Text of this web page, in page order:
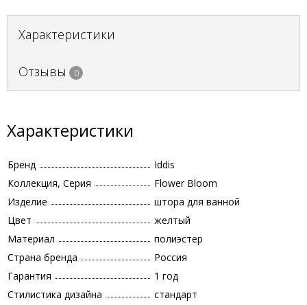
Характеристики
Отзывы 0
Характеристики
Бренд
Iddis
Коллекция, Серия
Flower Bloom
Изделие
штора для ванной
Цвет
желтый
Материал
полиэстер
Страна бренда
Россия
Гарантия
1 год
Стилистика дизайна
стандарт